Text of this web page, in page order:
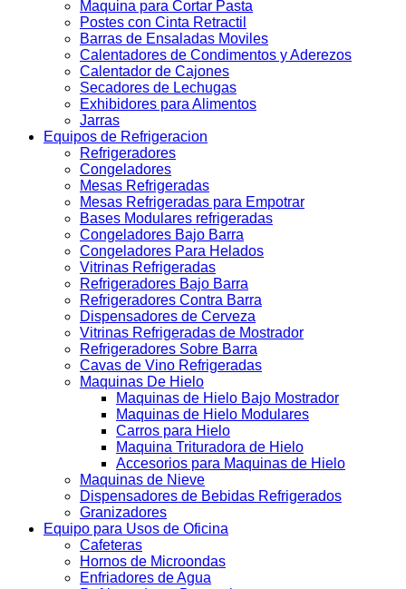
Maquina para Cortar Pasta
Postes con Cinta Retractil
Barras de Ensaladas Moviles
Calentadores de Condimentos y Aderezos
Calentador de Cajones
Secadores de Lechugas
Exhibidores para Alimentos
Jarras
Equipos de Refrigeracion
Refrigeradores
Congeladores
Mesas Refrigeradas
Mesas Refrigeradas para Empotrar
Bases Modulares refrigeradas
Congeladores Bajo Barra
Congeladores Para Helados
Vitrinas Refrigeradas
Refrigeradores Bajo Barra
Refrigeradores Contra Barra
Dispensadores de Cerveza
Vitrinas Refrigeradas de Mostrador
Refrigeradores Sobre Barra
Cavas de Vino Refrigeradas
Maquinas De Hielo
Maquinas de Hielo Bajo Mostrador
Maquinas de Hielo Modulares
Carros para Hielo
Maquina Trituradora de Hielo
Accesorios para Maquinas de Hielo
Maquinas de Nieve
Dispensadores de Bebidas Refrigerados
Granizadores
Equipo para Usos de Oficina
Cafeteras
Hornos de Microondas
Enfriadores de Agua